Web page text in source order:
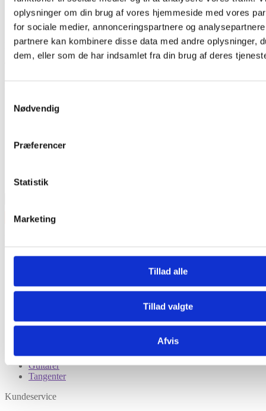
oplysninger om din brug af vores hjemmeside med vores
for sociale medier, annonceringspartnere og
partnere kan kombinere disse data med andre oplysninger,
dem, eller som de har indsamlet fra din brug af deres
Nødvendig
Præferencer
Statistik
Marketing
Tillad alle
Tillad valgte
Afvis
Har du husket tilbehør?
Tilbud
Bækkener
Tilbehør til trommer
Lydudstyr
Guitarer
Tangenter
Kundeservice